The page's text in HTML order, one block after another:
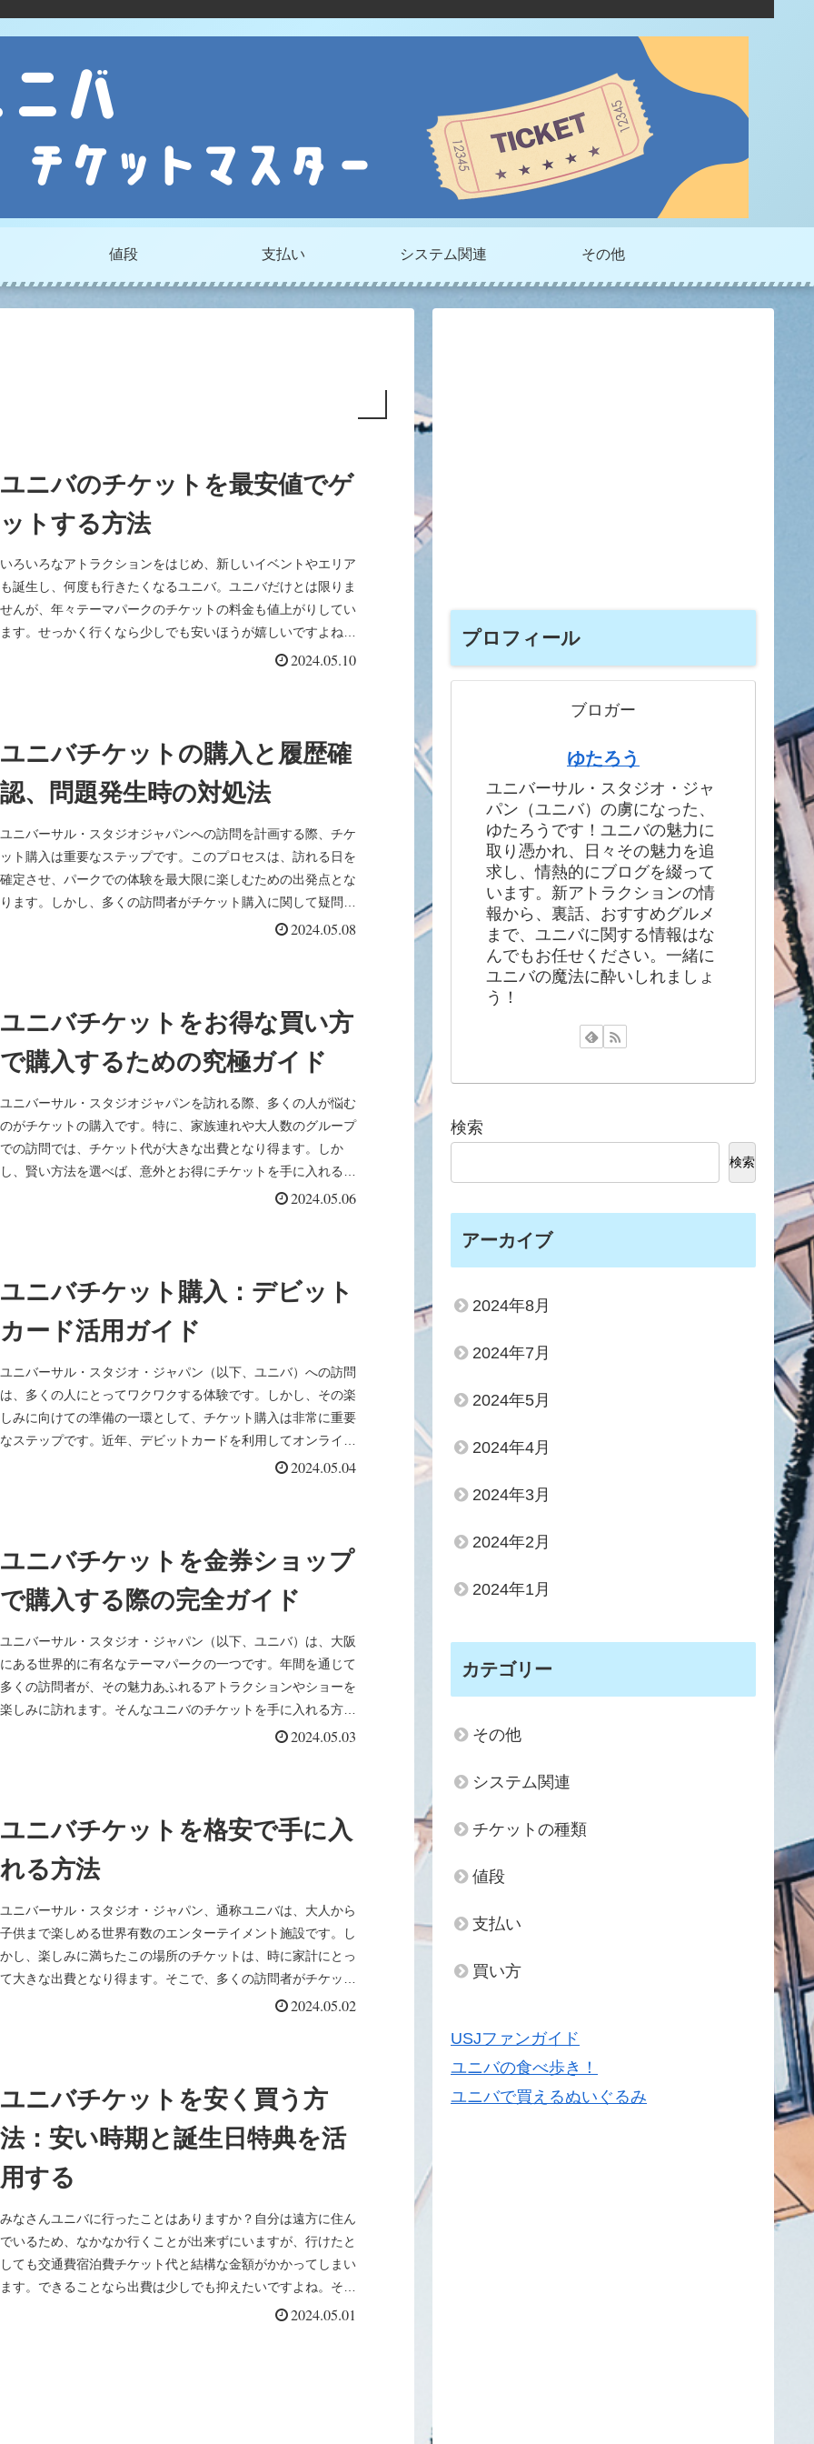
値段 支払い システム関連 その他
ユニバのチケットを最安値でゲ
ットする方法
いろいろなアトラクションをはじめ、新しいイベントやエリア
も誕生し、何度も行きたくなるユニバ。ユニバだけとは限りま
せんが、年々テーマパークのチケットの料金も値上がりしてい
ます。せっかく行くなら少しでも安いほうが嬉しいですよね。
2024.05.10
ユニバチケットの購入と履歴確
認、問題発生時の対処法
ユニバーサル・スタジオジャパンへの訪問を計画する際、チケ
ット購入は重要なステップです。このプロセスは、訪れる日を
確定させ、パークでの体験を最大限に楽しむための出発点とな
ります。しかし、多くの訪問者がチケット購入に関して疑問や
2024.05.08
ユニバチケットをお得な買い方
で購入するための究極ガイド
ユニバーサル・スタジオジャパンを訪れる際、多くの人が悩む
のがチケットの購入です。特に、家族連れや大人数のグループ
での訪問では、チケット代が大きな出費となり得ます。しか
し、賢い方法を選べば、意外とお得にチケットを手に入れるこ
2024.05.06
ユニバチケット購入：デビット
カード活用ガイド
ユニバーサル・スタジオ・ジャパン（以下、ユニバ）への訪問
は、多くの人にとってワクワクする体験です。しかし、その楽
しみに向けての準備の一環として、チケット購入は非常に重要
なステップです。近年、デビットカードを利用してオンライン
2024.05.04
ユニバチケットを金券ショップ
で購入する際の完全ガイド
ユニバーサル・スタジオ・ジャパン（以下、ユニバ）は、大阪
にある世界的に有名なテーマパークの一つです。年間を通じて
多くの訪問者が、その魅力あふれるアトラクションやショーを
楽しみに訪れます。そんなユニバのチケットを手に入れる方法
2024.05.03
ユニバチケットを格安で手に入
れる方法
ユニバーサル・スタジオ・ジャパン、通称ユニバは、大人から
子供まで楽しめる世界有数のエンターテイメント施設です。し
かし、楽しみに満ちたこの場所のチケットは、時に家計にとっ
て大きな出費となり得ます。そこで、多くの訪問者がチケット
2024.05.02
ユニバチケットを安く買う方
法：安い時期と誕生日特典を活
用する
みなさんユニバに行ったことはありますか？自分は遠方に住ん
でいるため、なかなか行くことが出来ずにいますが、行けたと
しても交通費宿泊費チケット代と結構な金額がかかってしまい
ます。できることなら出費は少しでも抑えたいですよね。そん
2024.05.01
プロフィール
ブロガー
ゆたろう
ユニバーサル・スタジオ・ジャ
パン（ユニバ）の虜になった、
ゆたろうです！ユニバの魅力に
取り憑かれ、日々その魅力を追
求し、情熱的にブログを綴って
います。新アトラクションの情
報から、裏話、おすすめグルメ
まで、ユニバに関する情報はな
んでもお任せください。一緒に
ユニバの魔法に酔いしれましょ
う！
検索
検索
アーカイブ
2024年8月
2024年7月
2024年5月
2024年4月
2024年3月
2024年2月
2024年1月
カテゴリー
その他
システム関連
チケットの種類
値段
支払い
買い方
USJファンガイド
ユニバの食べ歩き！
ユニバで買えるぬいぐるみ